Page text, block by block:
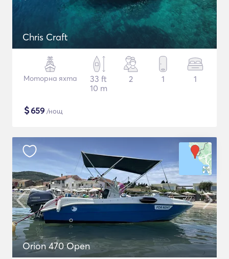
Chris Craft
Моторна яхта
33 ft
10 m
2 1 1
$659 /нощ
Orion 470 Open